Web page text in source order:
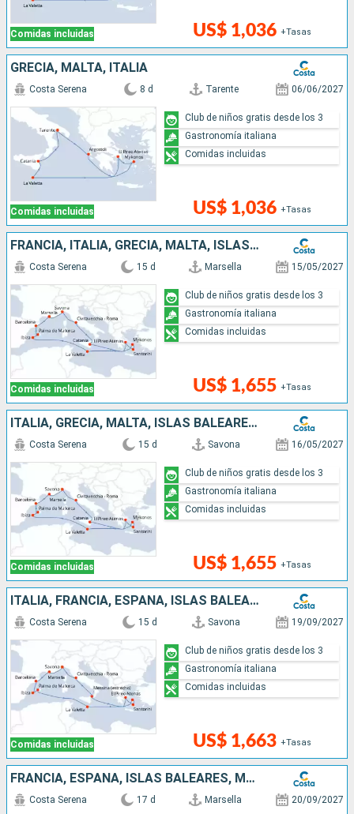
Comidas incluidas US$ 1,036 +Tasas
GRECIA, MALTA, ITALIA
Comidas incluidas
Costa Serena 8 d Tarente 06/06/2027
US$ 1,036 +Tasas
Club de niños gratis desde los 3
Gastronomía italiana
Comidas incluidas
FRANCIA, ITALIA, GRECIA, MALTA, ISLAS BALEARES, ESPAÑA
Comidas incluidas
Costa Serena 15 d Marsella 15/05/2027
US$ 1,655 +Tasas
Club de niños gratis desde los 3
Gastronomía italiana
Comidas incluidas
ITALIA, GRECIA, MALTA, ISLAS BALEARES, ESPAÑA, FRANCIA
Comidas incluidas
Costa Serena 15 d Savona 16/05/2027
US$ 1,655 +Tasas
Club de niños gratis desde los 3
Gastronomía italiana
Comidas incluidas
ITALIA, FRANCIA, ESPAÑA, ISLAS BALEARES, MALTA, GRECIA
Comidas incluidas
Costa Serena 15 d Savona 19/09/2027
US$ 1,663 +Tasas
Club de niños gratis desde los 3
Gastronomía italiana
Comidas incluidas
FRANCIA, ESPAÑA, ISLAS BALEARES, MALTA, GRECIA, ITALIA
Costa Serena 17 d Marsella 20/09/2027